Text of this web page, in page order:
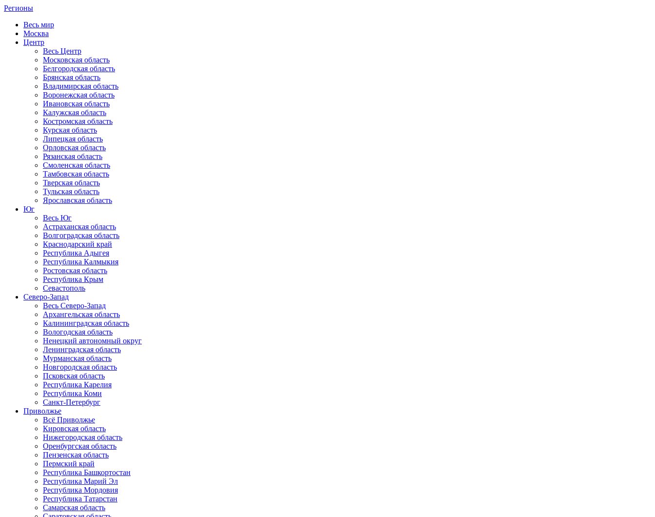
Регионы
Весь мир
Москва
Центр
Весь Центр
Московская область
Белгородская область
Брянская область
Владимирская область
Воронежская область
Ивановская область
Калужская область
Костромская область
Курская область
Липецкая область
Орловская область
Рязанская область
Смоленская область
Тамбовская область
Тверская область
Тульская область
Ярославская область
Юг
Весь Юг
Астраханская область
Волгоградская область
Краснодарский край
Республика Адыгея
Республика Калмыкия
Ростовская область
Республика Крым
Севастополь
Северо-Запад
Весь Северо-Запад
Архангельская область
Калининградская область
Вологодская область
Ненецкий автономный округ
Ленинградская область
Мурманская область
Новгородская область
Псковская область
Республика Карелия
Республика Коми
Санкт-Петербург
Приволжье
Всё Приволжье
Кировская область
Нижегородская область
Оренбургская область
Пензенская область
Пермский край
Республика Башкортостан
Республика Марий Эл
Республика Мордовия
Республика Татарстан
Самарская область